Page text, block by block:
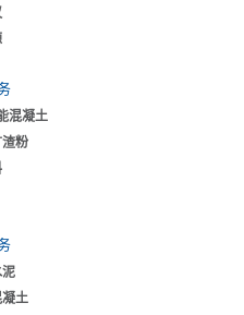
混凝土
粉
土